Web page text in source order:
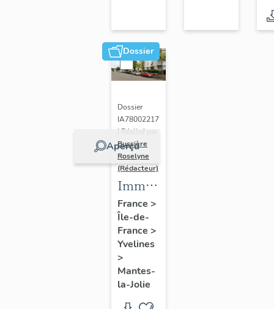
Dossier
Aperçu
Dossier
IA78002217
| Réalisé par
Bussière
Roselyne
(Rédacteur)
Immeubles
de la
Demi-
Lune
France >
Île-de-
France >
Yvelines
>
Mantes-
la-Jolie